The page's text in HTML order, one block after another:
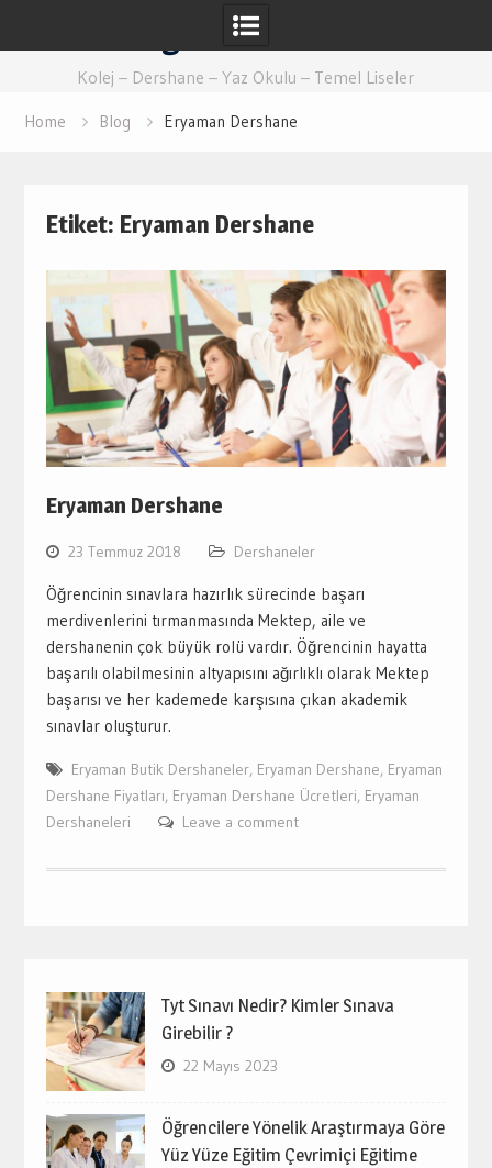
Eğitim Ankara
Kolej – Dershane – Yaz Okulu – Temel Liseler
Home Blog Eryaman Dershane
Etiket: Eryaman Dershane
Eryaman Dershane
23 Temmuz 2018 Dershaneler
Öğrencinin sınavlara hazırlık sürecinde başarı
merdivenlerini tırmanmasında Mektep, aile ve
dershanenin çok büyük rolü vardır. Öğrencinin hayatta
başarılı olabilmesinin altyapısını ağırlıklı olarak Mektep
başarısı ve her kademede karşısına çıkan akademik
sınavlar oluşturur.
Eryaman Butik Dershaneler, Eryaman Dershane, Eryaman
Dershane Fiyatları, Eryaman Dershane Ücretleri, Eryaman
Dershaneleri
Leave a comment
Tyt Sınavı Nedir? Kimler Sınava
Girebilir ?
22 Mayıs 2023
Öğrencilere Yönelik Araştırmaya Göre
Yüz Yüze Eğitim Çevrimiçi Eğitime